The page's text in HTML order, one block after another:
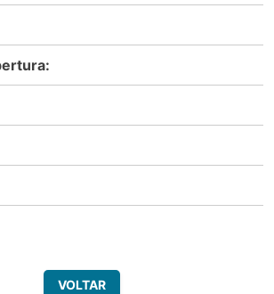
VOLTAR